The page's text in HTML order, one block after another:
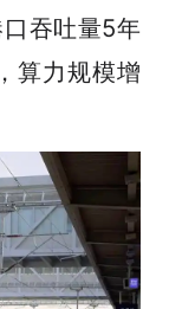
吞吐量5年
算力规模增